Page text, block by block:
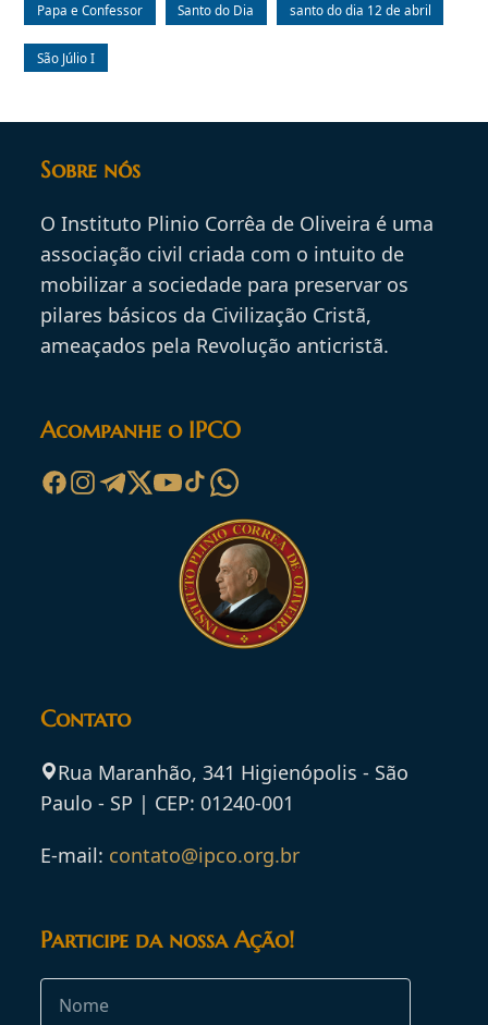
Papa e Confessor Santo do Dia santo do dia 12 de abril
São Júlio I
Sobre nós
O Instituto Plinio Corrêa de Oliveira é uma
associação civil criada com o intuito de
mobilizar a sociedade para preservar os
pilares básicos da Civilização Cristã,
ameaçados pela Revolução anticristã.
Acompanhe o IPCO
Contato
Rua Maranhão, 341 Higienópolis - São
Paulo - SP | CEP: 01240-001
E-mail: contato@ipco.org.br
Participe da nossa Ação!